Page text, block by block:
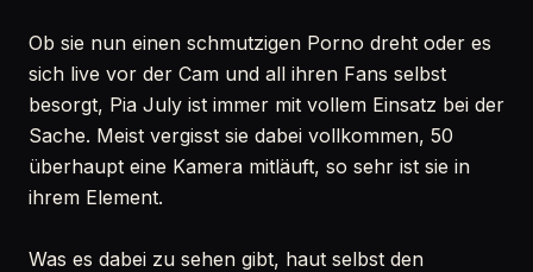
Ob sie nun einen schmutzigen Porno dreht oder es
sich live vor der Cam und all ihren Fans selbst
besorgt, Pia July ist immer mit vollem Einsatz bei der
Sache. Meist vergisst sie dabei vollkommen, 50
überhaupt eine Kamera mitläuft, so sehr ist sie in
ihrem Element.
Was es dabei zu sehen gibt, haut selbst den